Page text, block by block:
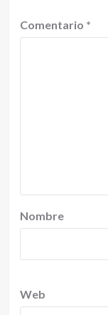
Comentario *
Nombre
Web